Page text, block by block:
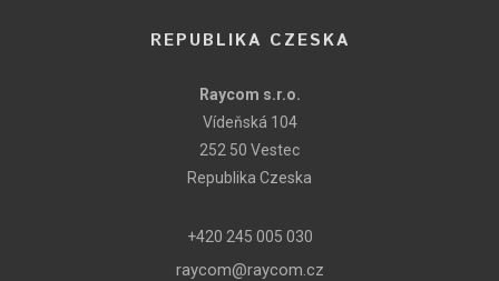
REPUBLIKA CZESKA
Raycom s.r.o.
Vídeňská 104
252 50 Vestec
Republika Czeska
+420 245 005 030
raycom@raycom.cz